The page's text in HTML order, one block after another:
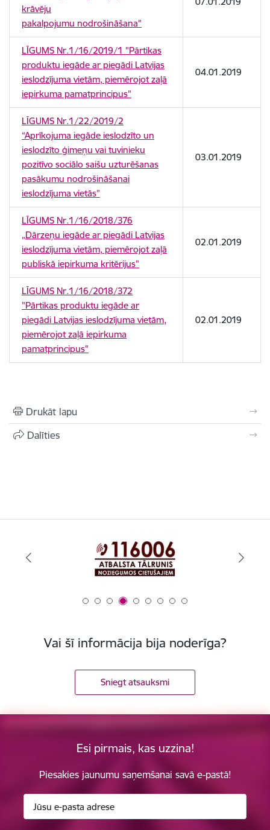
krāvēju
pakalpojumu nodrošināšana"
LĪGUMS Nr.1/16/2019/1 "Pārtikas
produktu iegāde ar piegādi Latvijas
ieslodzījuma vietām, piemērojot zaļā
iepirkuma pamatprincipus"
04.01.2019
LĪGUMS Nr.1/22/2019/2
“Aprīkojuma iegāde ieslodzīto un
ieslodzīto ģimeņu vai tuvinieku
pozitīvo sociālo saišu uzturēšanas
pasākumu nodrošināšanai
ieslodzījuma vietās”
03.01.2019
LĪGUMS Nr.1/16/2018/376
„Dārzeņu iegāde ar piegādi Latvijas
ieslodzījuma vietām, piemērojot zaļā
publiskā iepirkuma kritērijus”
02.01.2019
LĪGUMS Nr.1/16/2018/372
"Pārtikas produktu iegāde ar
piegādi Latvijas ieslodzījuma vietām,
piemērojot zaļā iepirkuma
pamatprincipus"
02.01.2019
Drukāt lapu
Dalīties
Vai šī informācija bija noderīga?
Sniegt atsauksmi
Esi pirmais, kas uzzina!
Piesakies jaunumu saņemšanai savā e-pastā!